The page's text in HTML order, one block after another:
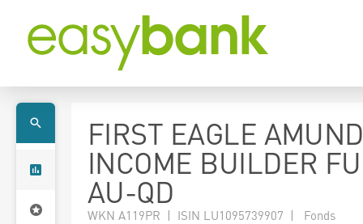
FIRST EAGLE
INCOME BUILDER
AU-QD
WKN A119PR | ISIN LU1095739907 | Fonds